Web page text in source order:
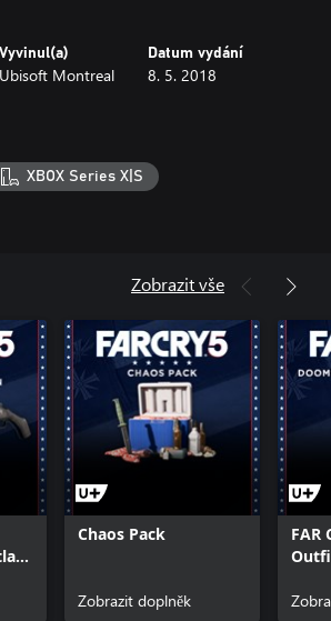
buff
Vyvinul(a)
Ubisoft Montreal
Datum vydání
8. 5. 2018
XBOX Series X|S
Zobrazit vše
Chaos Pack
Zobrazit doplněk
FAR